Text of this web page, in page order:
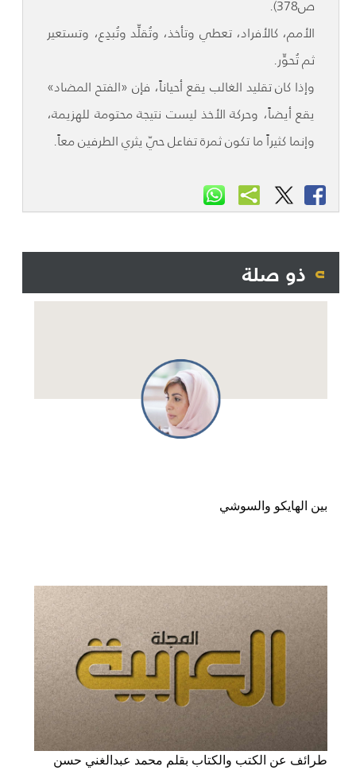
ص378).
الأمم، كالأفراد، تعطي وتأخذ، وتُقلِّد وتُبدِع، وتستعير
ثم تُحوِّر.
وإذا كان تقليد الغالب يقع أحياناً، فإن «الفتح المضاد»
يقع أيضاً، وحركة الأخذ ليست نتيجة محتومة للهزيمة،
وإنما كثيراً ما تكون ثمرة تفاعل حيّ يثري الطرفين معاً.
ذو صلة
بين الهايكو والسوشي
طرائف عن الكتب والكتاب بقلم محمد عبدالغني حسن